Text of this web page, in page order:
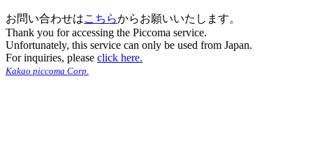
お問い合わせはこちらからお願いいたします。
Thank you for accessing the Piccoma service.
Unfortunately, this service can only be used from Japan.
For inquiries, please click here.
Kakao piccoma Corp.